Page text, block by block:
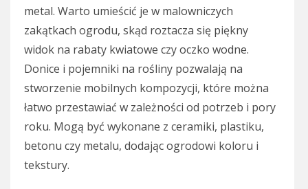
metal. Warto umieścić je w malowniczych
zakątkach ogrodu, skąd roztacza się piękny
widok na rabaty kwiatowe czy oczko wodne.
Donice i pojemniki na rośliny pozwalają na
stworzenie mobilnych kompozycji, które można
łatwo przestawiać w zależności od potrzeb i pory
roku. Mogą być wykonane z ceramiki, plastiku,
betonu czy metalu, dodając ogrodowi koloru i
tekstury.